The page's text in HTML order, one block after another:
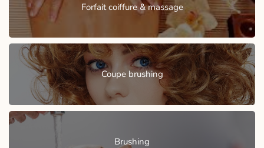
Forfait coiffure & massage
Coupe brushing
Brushing